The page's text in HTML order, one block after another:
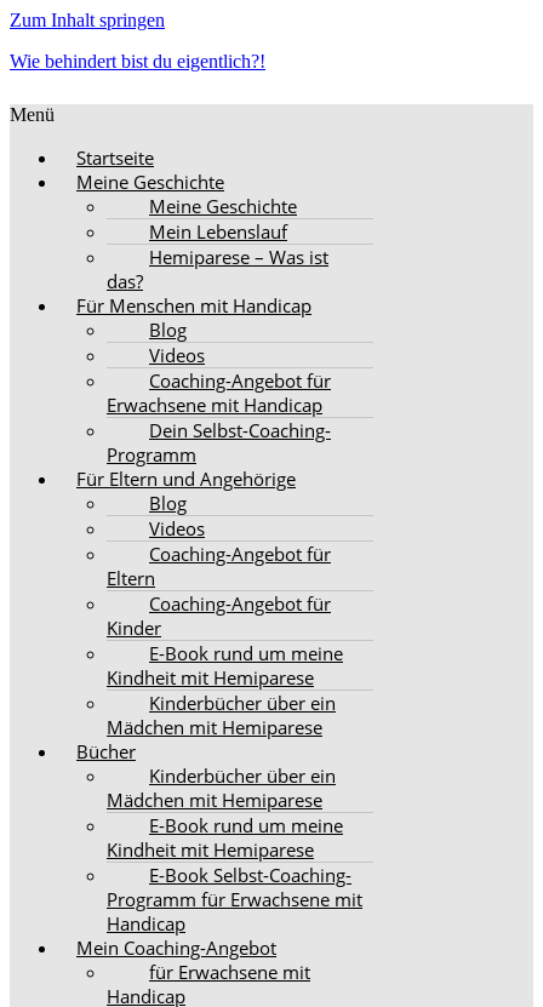
Zum Inhalt springen
Wie behindert bist du eigentlich?!
Menü
Startseite
Meine Geschichte
Meine Geschichte
Mein Lebenslauf
Hemiparese – Was ist
das?
Für Menschen mit Handicap
Blog
Videos
Coaching-Angebot für
Erwachsene mit Handicap
Dein Selbst-Coaching-
Programm
Für Eltern und Angehörige
Blog
Videos
Coaching-Angebot für
Eltern
Coaching-Angebot für
Kinder
E-Book rund um meine
Kindheit mit Hemiparese
Kinderbücher über ein
Mädchen mit Hemiparese
Bücher
Kinderbücher über ein
Mädchen mit Hemiparese
E-Book rund um meine
Kindheit mit Hemiparese
E-Book Selbst-Coaching-
Programm für Erwachsene mit
Handicap
Mein Coaching-Angebot
für Erwachsene mit
Handicap